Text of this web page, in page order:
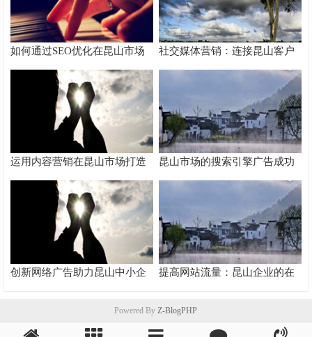
如何通过SEO优化在昆山市场
脱颖而出
社交媒体营销：连接昆山客户
的桥梁
运用内容营销在昆山市场打造
品牌影响力
昆山市场的搜索引擎广告成功
案例分析
创新网络广告助力昆山中小企
提高网站流量：昆山企业的在
Powered ByZ-BlogPHP